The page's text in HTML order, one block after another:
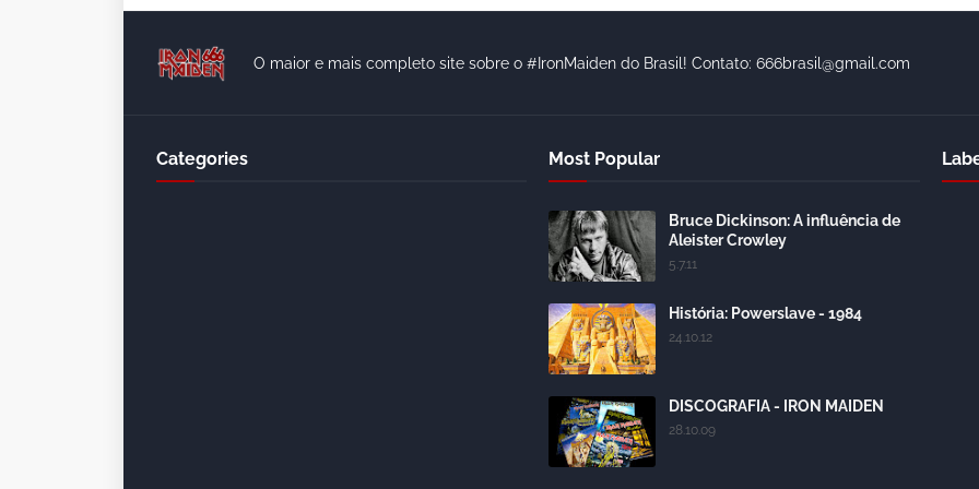
O maior e mais completo site sobre o #IronMaiden do Brasil! Contato: 666brasil@gmail.com
Categories Most Popular
Bruce Dickinson: A influência de
Aleister Crowley
5.7.11
História: Powerslave - 1984
24.10.12
DISCOGRAFIA - IRON MAIDEN
28.10.09